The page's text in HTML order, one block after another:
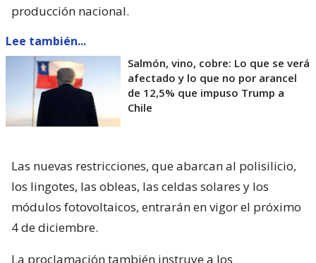
producción nacional.
Lee también...
Salmón, vino, cobre: Lo que se verá
afectado y lo que no por arancel
de 12,5% que impuso Trump a
Chile
Las nuevas restricciones, que abarcan al polisilicio,
los lingotes, las obleas, las celdas solares y los
módulos fotovoltaicos, entrarán en vigor el próximo
4 de diciembre.
La proclamación también instruye a los